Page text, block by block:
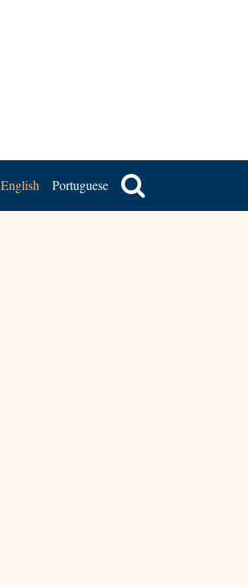
English Portuguese